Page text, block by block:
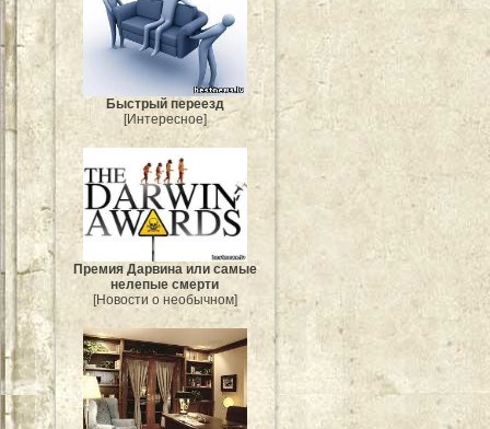
Быстрый переезд
[Интересное]
Премия Дарвина или самые
нелепые смерти
[Новости о необычном]